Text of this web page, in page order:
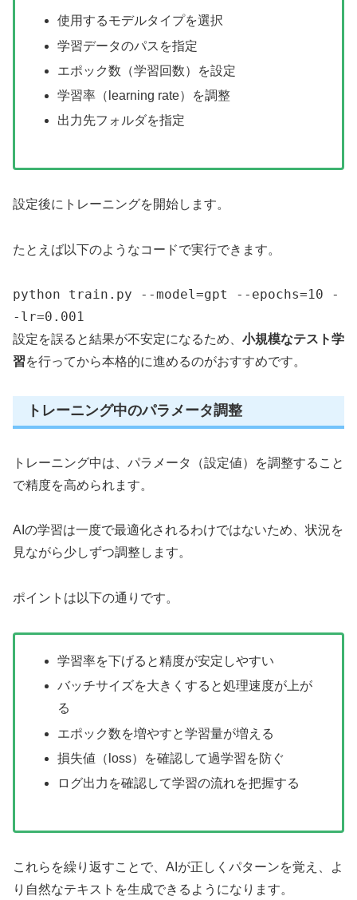
使用するモデルタイプを選択
学習データのパスを指定
エポック数（学習回数）を設定
学習率（learning rate）を調整
出力先フォルダを指定
設定後にトレーニングを開始します。
たとえば以下のようなコードで実行できます。
python train.py --model=gpt --epochs=10 -
-lr=0.001
設定を誤ると結果が不安定になるため、 小規模なテスト学
習を行ってから本格的に進めるのがおすすめです。
トレーニング中のパラメータ調整
トレーニング中は、パラメータ（設定値）を調整すること
で精度を高められます。
AIの学習は一度で最適化されるわけではないため、状況を
見ながら少しずつ調整します。
ポイントは以下の通りです。
学習率を下げると精度が安定しやすい
バッチサイズを大きくすると処理速度が上が
る
エポック数を増やすと学習量が増える
損失値（loss）を確認して過学習を防ぐ
ログ出力を確認して学習の流れを把握する
これらを繰り返すことで、AIが正しくパターンを覚え、よ
り自然なテキストを生成できるようになります。